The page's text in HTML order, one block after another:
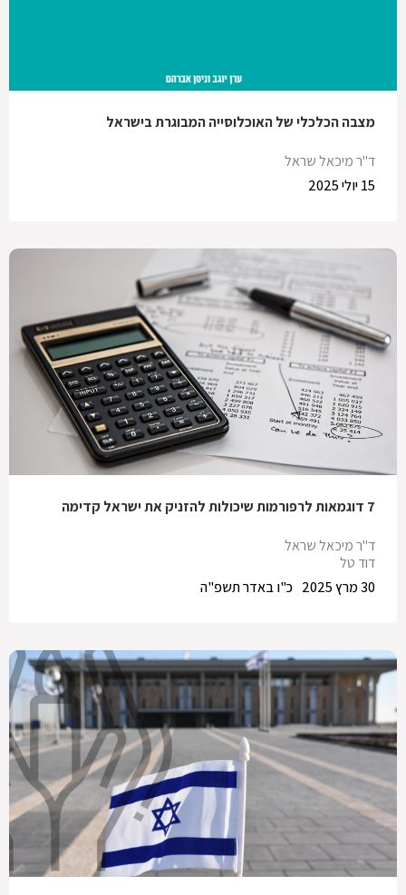
מצבה הכלכלי של האוכלוסייה המבוגרת בישראל
ד"ר מיכאל שראל
15 יולי 2025
7 דוגמאות לרפורמות שיכולות להזניק את ישראל קדימה
ד"ר מיכאל שראל
דוד טל
כ"ו באדר תשפ"ה
30 מרץ 2025